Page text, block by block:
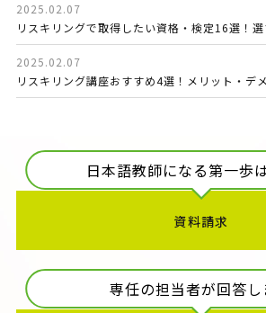
2025.02.07
リスキリングで取得したい資格・検定16選！
2025.02.07
リスキリング講座おすすめ4選！メリット・デ
日本語教師になる第一歩
資料請求
専任の担当者が回答し